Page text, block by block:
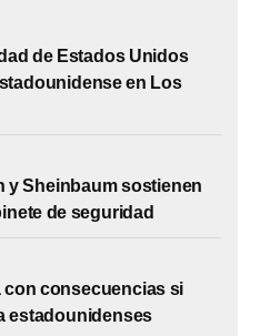
de Estados Unidos
en Los
y Sheinbaum sostienen
de seguridad
con consecuencias si
estadounidenses